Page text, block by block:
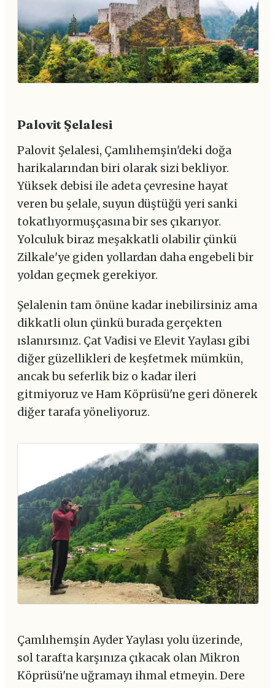
Palovit Şelalesi
Palovit Şelalesi, Çamlıhemşin'deki doğa
harikalarından biri olarak sizi bekliyor.
Yüksek debisi ile adeta çevresine hayat
veren bu şelale, suyun düştüğü yeri sanki
tokatlıyormuşçasına bir ses çıkarıyor.
Yolculuk biraz meşakkatli olabilir çünkü
Zilkale'ye giden yollardan daha engebeli bir
yoldan geçmek gerekiyor.
Şelalenin tam önüne kadar inebilirsiniz ama
dikkatli olun çünkü burada gerçekten
ıslanırsınız. Çat Vadisi ve Elevit Yaylası gibi
diğer güzellikleri de keşfetmek mümkün,
ancak bu seferlik biz o kadar ileri
gitmiyoruz ve Ham Köprüsü'ne geri dönerek
diğer tarafa yöneliyoruz.
Çamlıhemşin Ayder Yaylası yolu üzerinde,
sol tarafta karşınıza çıkacak olan Mikron
Köprüsü'ne uğramayı ihmal etmeyin. Dere